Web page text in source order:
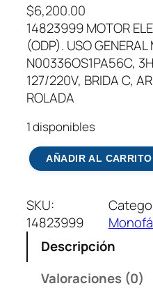
$6,200.00
14823999 MOTOR
(ODP). USO
N00336OS1PA56C,
127/220V, BRIDA C,
ROLADA
1 disponibles
M
o
o
r
l
AÑADIR AL CARRITO
SKU:
14823999
Descripción
Valoraciones (0)